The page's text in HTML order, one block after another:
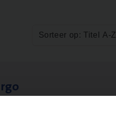
Sorteer op: Titel A-Z